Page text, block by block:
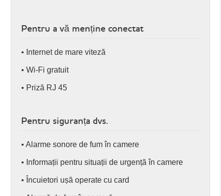
Pentru a vă menține conectat
• Internet de mare viteză
• Wi-Fi gratuit
• Priză RJ 45
Pentru siguranța dvs.
• Alarme sonore de fum în camere
• Informații pentru situații de urgență în camere
• Încuietori ușă operate cu card